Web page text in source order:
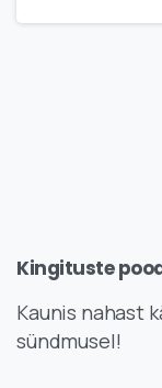
Kingituste
Kaunis nahast
sündmusel!